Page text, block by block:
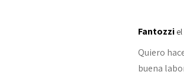
Fantozzi
Quiero
buena